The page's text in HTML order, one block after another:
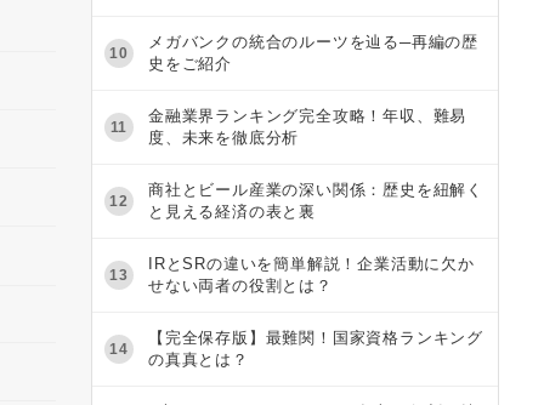
10
メガバンクの統合のルーツを辿る─再編の歴
史をご紹介
11
金融業界ランキング完全攻略！年収、難易
度、未来を徹底分析
12
商社とビール産業の深い関係：歴史を紐解く
と見える経済の表と裏
13
IRとSRの違いを簡単解説！企業活動に欠か
せない両者の役割とは？
14
【完全保存版】最難関！国家資格ランキング
の真真とは？